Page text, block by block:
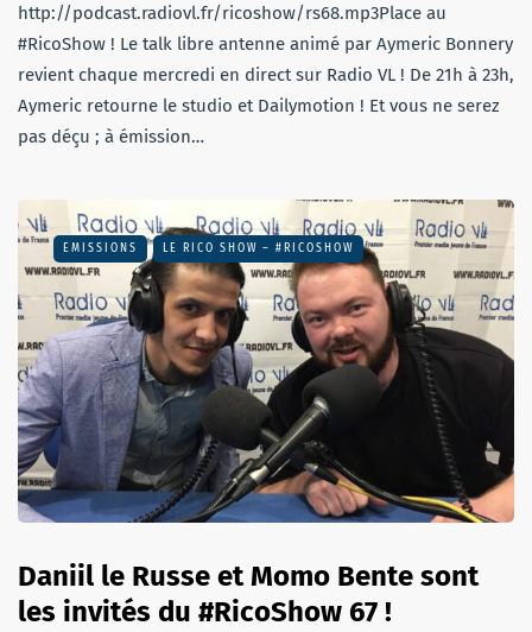
http://podcast.radiovl.fr/ricoshow/rs68.mp3Place au
#RicoShow ! Le talk libre antenne animé par Aymeric Bonnery
revient chaque mercredi en direct sur Radio VL ! De 21h à 23h,
Aymeric retourne le studio et Dailymotion ! Et vous ne serez
pas déçu ; à émission…
EMISSIONS LE RICO SHOW – #RICOSHOW
Daniil le Russe et Momo Bente sont
les invités du #RicoShow 67 !